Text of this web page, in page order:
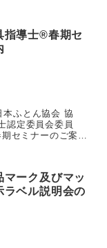
指導士®春期セ
ふとん協会 協
認定委員会委員
マーク及びマッ
ラベル説明会の